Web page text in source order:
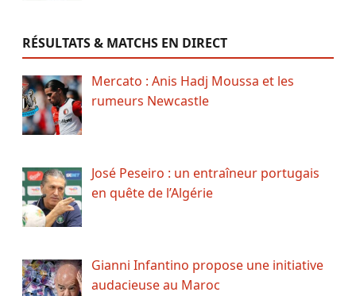
RÉSULTATS & MATCHS EN DIRECT
Mercato : Anis Hadj Moussa et les
rumeurs Newcastle
José Peseiro : un entraîneur portugais
en quête de l’Algérie
Gianni Infantino propose une initiative
audacieuse au Maroc